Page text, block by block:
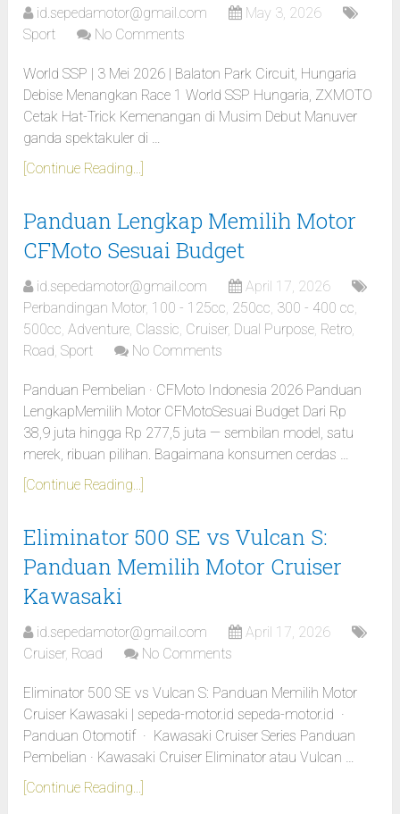
id.sepedamotor@gmail.com
May 3, 2026
Sport
No Comments
World SSP | 3 Mei 2026 | Balaton Park Circuit, Hungaria
Debise Menangkan Race 1 World SSP Hungaria, ZXMOTO
Cetak Hat-Trick Kemenangan di Musim Debut Manuver
ganda spektakuler di …
[Continue Reading...]
Panduan Lengkap Memilih Motor
CFMoto Sesuai Budget
id.sepedamotor@gmail.com
April 17, 2026
Perbandingan Motor, 100 - 125cc, 250cc, 300 - 400 cc,
500cc,Adventure, Classic, Cruiser, Dual Purpose, Retro,
Road,Sport No Comments
Panduan Pembelian · CFMoto Indonesia 2026 Panduan
LengkapMemilih Motor CFMotoSesuai Budget Dari Rp
38,9 juta hingga Rp 277,5 juta — sembilan model, satu
merek, ribuan pilihan. Bagaimana konsumen cerdas …
[Continue Reading...]
Eliminator 500 SE vs Vulcan S:
Panduan Memilih Motor Cruiser
Kawasaki
id.sepedamotor@gmail.com
April 17, 2026
Cruiser, Road No Comments
Eliminator 500 SE vs Vulcan S: Panduan Memilih Motor
Cruiser Kawasaki | sepeda-motor.id sepeda-motor.id ·
Panduan Otomotif · Kawasaki Cruiser Series Panduan
Pembelian · Kawasaki Cruiser Eliminator atau Vulcan …
[Continue Reading...]